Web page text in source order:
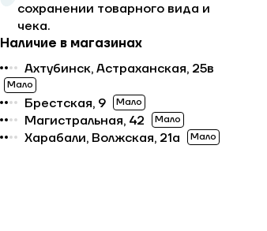
сохранении товарного вида и
чека.
Наличие в магазинах
Ахтубинск, Астраханская, 25в
Мало
Брестская, 9 Мало
Магистральная, 42 Мало
Харабали, Волжская, 21а Мало